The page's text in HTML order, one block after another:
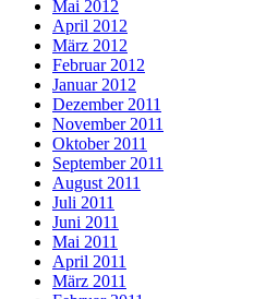
Mai 2012
April 2012
März 2012
Februar 2012
Januar 2012
Dezember 2011
November 2011
Oktober 2011
September 2011
August 2011
Juli 2011
Juni 2011
Mai 2011
April 2011
März 2011